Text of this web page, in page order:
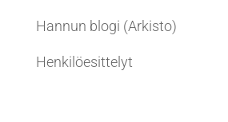
Hannun blogi (Arkisto)
Henkilöesittelyt